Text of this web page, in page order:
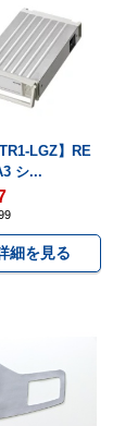
TR1-LGZ】RE
シ...
細を見る